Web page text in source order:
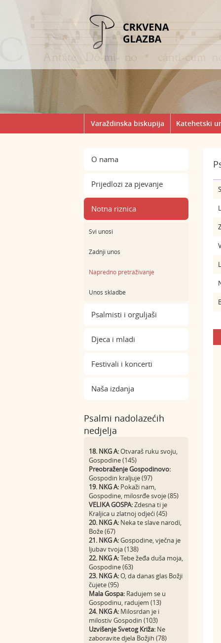
Varaždinska biskupija Katehetski
O nama
Prijedlozi za pjevanje
Notna riznica
Svi unosi
Zadnji unos
Napredno pretraživanje
Unos skladbe
Psalmisti i orguljaši
Djeca i mladi
Festivali i koncerti
Naša izdanja
Psalmi nadolazećih
nedjelja
18. NKG A:Otvaraš ruku svoju,
Gospodine (145)
Preobraženje Gospodinovo:
Gospodin kraljuje (97)
19. NKG A: Pokaži nam,
Gospodine, milosrđe svoje (85)
VELIKA GOSPA:Zdesna ti je
Kraljica u zlatnoj odjeći (45)
20. NKG A: Neka te slave narodi,
Bože (67)
21. NKG A:Gospodine, vječna je
ljubav tvoja (138)
22. NKG A:Tebe žeđa duša moja,
Gospodine (63)
23. NKG A:O, da danas glas Božji
čujete (95)
Mala Gospa: Radujem se u
Gospodinu, radujem (13)
24. NKG A: Milosrdan je i
milostiv Gospodin (103)
Uzvišenje Svetog Križa: Ne
zaboravite djela Božjih (78)